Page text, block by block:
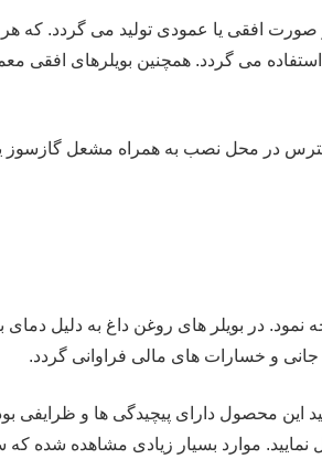
افقی یا عمودی تولید می گردد. که هر
می گردد. همچنین بویلرهای افقی
در محل نصب به همراه مشعل گازسوز
نمود. در بویلر های روغن داغ به دلیل
و خسارات های مالی فراوانی گردد.
این محصول دارای پیچیدگی ها و
نمایید. موارد بسیار زیادی مشاهده شده